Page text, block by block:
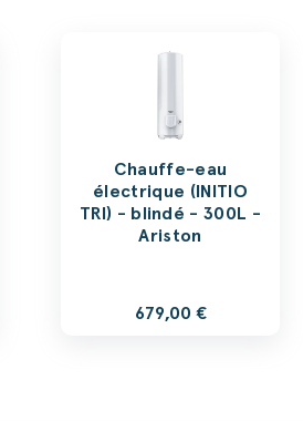
Chauffe-eau
électrique (INITIO
TRI) - blindé - 300L -
Ariston
679,00 €